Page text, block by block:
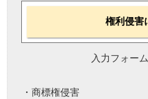
権利侵害
入力フォー
・商標権侵害